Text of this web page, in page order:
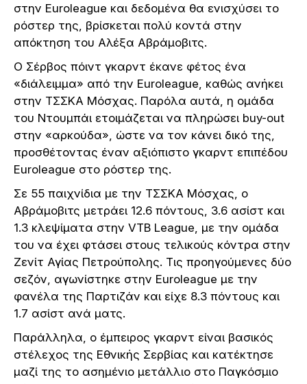
στην Euroleague και δεδομένα θα ενισχύσει το
ρόστερ της, βρίσκεται πολύ κοντά στην
απόκτηση του Αλέξα Αβράμοβιτς.
Ο Σέρβος πόιντ γκαρντ έκανε φέτος ένα
«διάλειμμα» από την Euroleague, καθώς ανήκει
στην ΤΣΣΚΑ Μόσχας. Παρόλα αυτά, η ομάδα
του Ντουμπάι ετοιμάζεται να πληρώσει buy-out
στην «αρκούδα», ώστε να τον κάνει δικό της,
προσθέτοντας έναν αξιόπιστο γκαρντ επιπέδου
Euroleague στο ρόστερ της.
Σε 55 παιχνίδια με την ΤΣΣΚΑ Μόσχας, ο
Αβράμοβιτς μετράει 12.6 πόντους, 3.6 ασίστ και
1.3 κλεψίματα στην VTB League, με την ομάδα
του να έχει φτάσει στους τελικούς κόντρα στην
Ζενίτ Αγίας Πετρούπολης. Τις προηγούμενες δύο
σεζόν, αγωνίστηκε στην Euroleague με την
φανέλα της Παρτιζάν και είχε 8.3 πόντους και
1.7 ασίστ ανά ματς.
Παράλληλα, ο έμπειρος γκαρντ είναι βασικός
στέλεχος της Εθνικής Σερβίας και κατέκτησε
μαζί της το ασημένιο μετάλλιο στο Παγκόσμιο